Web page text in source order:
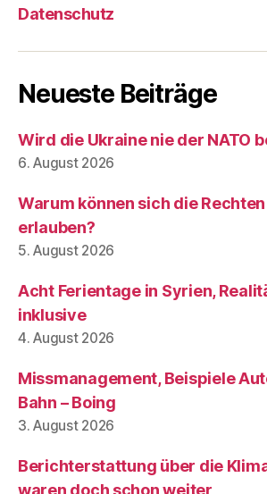
Datenschutz
Neueste Beiträge
Wird die Ukraine nie der NATO
6. August 2026
Warum können sich die
erlauben?
5. August 2026
Acht Ferientage in Syrien,
inklusive
4. August 2026
Missmanagement, Beispiele
Bahn – Boing
3. August 2026
Berichterstattung über die
waren doch schon weiter